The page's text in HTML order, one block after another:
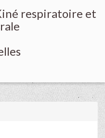
respiratoire et